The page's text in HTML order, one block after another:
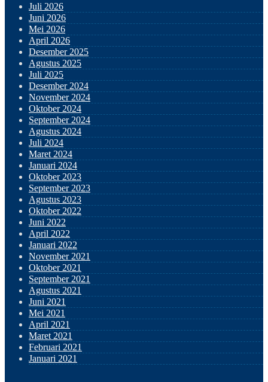
Juli 2026
Juni 2026
Mei 2026
April 2026
Desember 2025
Agustus 2025
Juli 2025
Desember 2024
November 2024
Oktober 2024
September 2024
Agustus 2024
Juli 2024
Maret 2024
Januari 2024
Oktober 2023
September 2023
Agustus 2023
Oktober 2022
Juni 2022
April 2022
Januari 2022
November 2021
Oktober 2021
September 2021
Agustus 2021
Juni 2021
Mei 2021
April 2021
Maret 2021
Februari 2021
Januari 2021